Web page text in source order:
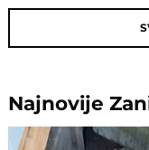
Najnovije